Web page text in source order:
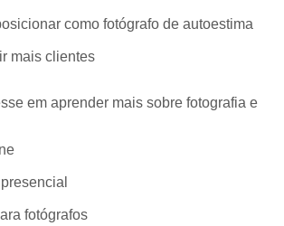
como fotógrafo de autoestima
mais clientes
em aprender mais sobre fotografia e
fotógrafos